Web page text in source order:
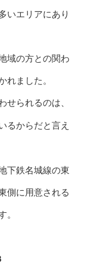
いエリアにあり
域の方との関わ
れました。
せられるのは、
るからだと言え
下鉄名城線の東
側に用意される
。